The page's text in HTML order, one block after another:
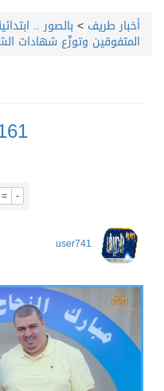
أخبار طريف > بالصور ..
المتفوقين وتوزّع شهادات
= -
user741